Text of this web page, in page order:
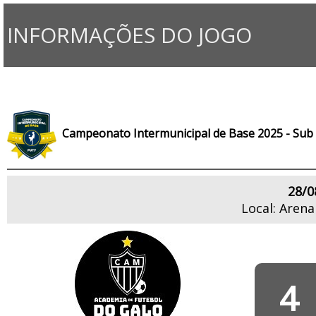
INFORMAÇÕES DO JOGO
Campeonato Intermunicipal de Base 2025 - Sub
28/
Local:
4